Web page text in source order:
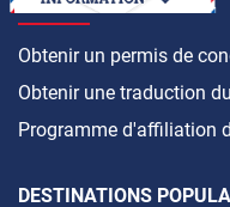
Obtenir un permis de
Obtenir une traduction
Programme d'affiliation
DESTINATIONS